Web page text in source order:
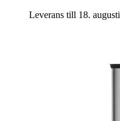
Leverans till 18. augusti